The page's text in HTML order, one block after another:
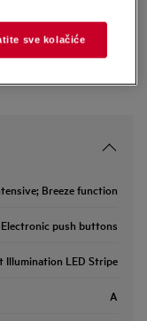
priručnika.
korisnički
Breeze function
Electronic push buttons
Illumination LED Stripe
A
sve kolačiće